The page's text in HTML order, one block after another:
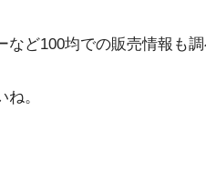
ど100均での販売情報も調
。